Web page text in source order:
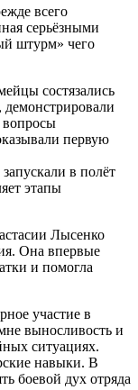
всего
серьёзными
штурм» чего
состязались
демонстрировали
вопросы
первую
в полёт
этапы
Лысенко
Она впервые
и помогла
участие в
выносливость и
ситуациях.
навыки. В
боевой дух отряда